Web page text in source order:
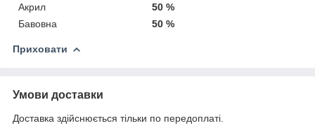
Акрил
50 %
Бавовна
50 %
Приховати
Умови доставки
Доставка здійснюється тільки по передоплаті.